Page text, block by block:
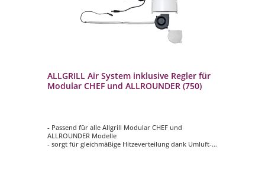
ALLGRILL Air System inklusive Regler für
Modular CHEF und ALLROUNDER (750)
- Passend für alle Allgrill Modular CHEF und
ALLROUNDER Modelle
- sorgt für gleichmäßige Hitzeverteilung dank Umluft-